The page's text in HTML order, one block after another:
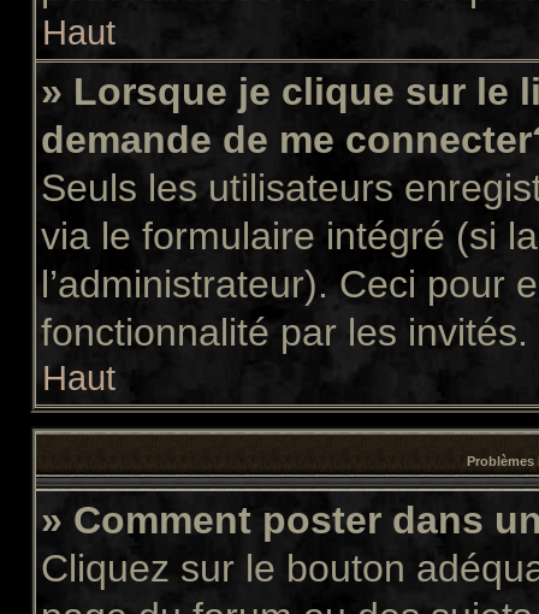
Haut
» Lorsque je clique sur le
demande de me
Seuls les utilisateurs
via le formulaire intégré (si
l’administrateur). Ceci pour
fonctionnalité par les invités.
Haut
Problèmes
» Comment poster dans
Cliquez sur le bouton